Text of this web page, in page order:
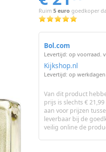
Ruim 5 eurogoedkoper
Bol.com
Levertijd: op voorraad.
Kijkshop.nl
Levertijd: op
Van dit product
prijs is slechts €
aan voor prijzen
leverbaar bij de
veilig online de